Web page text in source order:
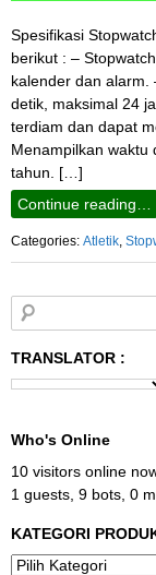
Spesifikasi
berikut : –
kalender dan alarm.
detik, maksimal 24
terdiam dan dapat
Menampilkan waktu
tahun. […]
Continue reading…
Categories: Atletik,
TRANSLATOR :
Who's Online
10 visitors online
1 guests, 9 bots, 0
KATEGORI